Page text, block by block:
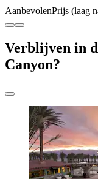
AanbevolenPrijs (laag
Verblijven in
Canyon?